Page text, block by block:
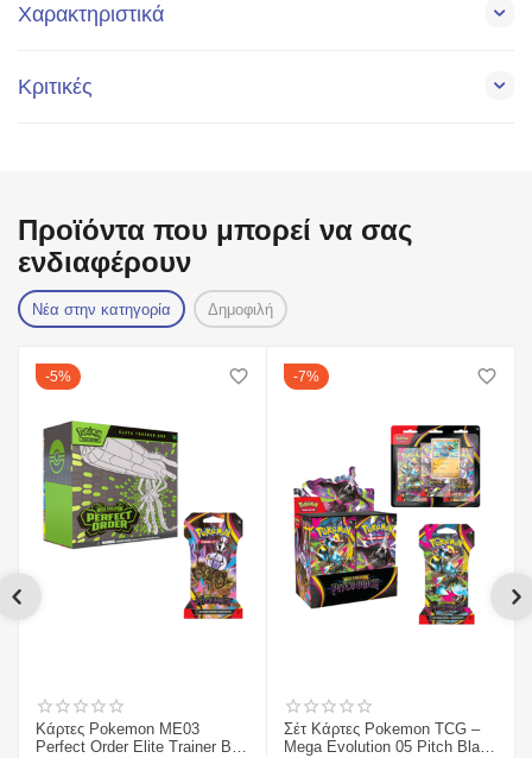
Χαρακτηριστικά
Κριτικές
Προϊόντα που μπορεί να σας
ενδιαφέρουν
Νέα στην κατηγορία Δημοφιλή
5%
Κάρτες Pokemon ME03
Perfect Order Elite Trainer Box
7%
Σέτ Κάρτες Pokemon TCG –
Mega Evolution 05 Pitch Black